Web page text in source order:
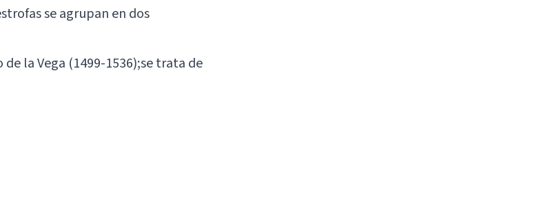
se agrupan en dos
la Vega (1499-1536);se trata de